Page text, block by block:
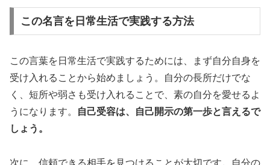
この名言を日常生活で実践する方法
この言葉を日常生活で実践するためには、まず自分自身を
受け入れることから始めましょう。自分の長所だけでな
く、短所や弱さも受け入れることで、素の自分を愛せるよ
うになります。
自己受容は、自己開示の第一歩と言えるで
しょう。
次に、信頼できる相手を見つけることが大切です。自分の